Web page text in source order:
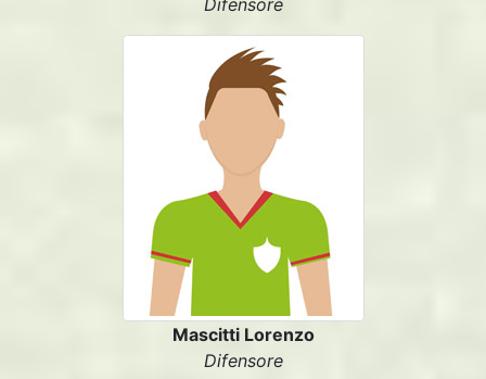
Difensore
Mascitti Lorenzo
Difensore